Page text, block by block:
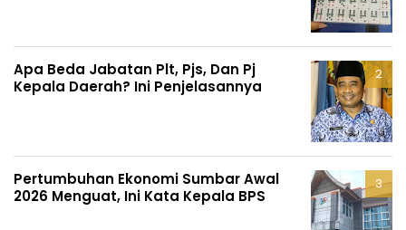
Apa Beda Jabatan Plt, Pjs, Dan Pj
Kepala Daerah? Ini Penjelasannya
Pertumbuhan Ekonomi Sumbar Awal
2026 Menguat, Ini Kata Kepala BPS